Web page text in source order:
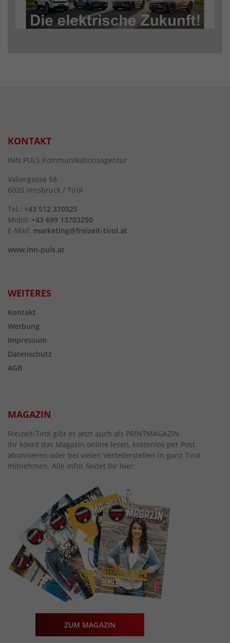
KONTAKT
INN.PULS Kommunikationsagentur
Valiergasse 58
6020 Innsbruck / Tirol
Tel.: +43 512 370325
Mobil: +43 699 13703250
E-Mail: marketing@freizeit-tirol.at
www.inn-puls.at
WEITERES
Kontakt
Werbung
Impressum
Datenschutz
AGB
MAGAZIN
Freizeit-Tirol gibt es jetzt auch als PRINTMAGAZIN.
Ihr könnt das Magazin online lesen, kostenlos per Post
abonnieren oder bei vielen Verteilerstellen in ganz Tirol
mitnehmen. Alle Infos findet ihr hier:
ZUM MAGAZIN